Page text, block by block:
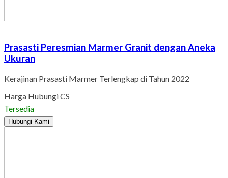
Prasasti Peresmian Marmer Granit dengan Aneka
Ukuran
Kerajinan Prasasti Marmer Terlengkap di Tahun 2022
Harga Hubungi CS
Tersedia
Hubungi Kami